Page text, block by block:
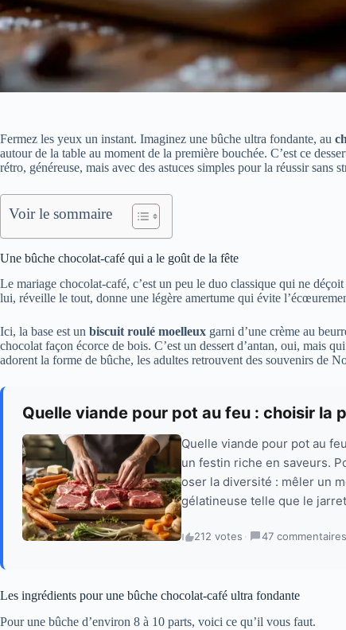
Fermez les yeux un instant. Imaginez une bûche ultra fondante, au
autour de la table au moment de la première bouchée. C’est ce
rétro, généreuse, mais avec des astuces simples pour la réussir sans
Voir le sommaire
Une bûche chocolat-café qui a le goût de la fête
Le mariage chocolat-café, c’est un peu le duo classique qui ne
lui, réveille le tout, donne une légère amertume qui évite
Ici, la base est un biscuit roulé moelleux garni d’une crème au
chocolat façon écorce de bois. C’est un dessert d’antan, oui, mais
adorent la forme de bûche, les adultes retrouvent des souvenirs de
Quelle viande pour pot au feu : choisir la
Quelle viande pour pot au
un festin riche en saveurs.
oser la diversité : mêler un
gélatineuse telle que le
212 votes · 47 commentaires
Les ingrédients pour une bûche chocolat-café ultra fondante
Pour une bûche d’environ 8 à 10 parts, voici ce qu’il vous faut.